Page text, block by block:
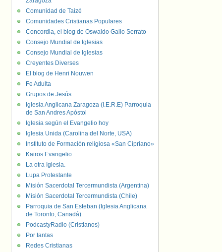
Comunidad de Taizé
Comunidades Cristianas Populares
Concordia, el blog de Oswaldo Gallo Serrato
Consejo Mundial de Iglesias
Consejo Mundial de Iglesias
Creyentes Diverses
El blog de Henri Nouwen
Fe Adulta
Grupos de Jesús
Iglesia Anglicana Zaragoza (I.E.R.E) Parroquia
de San Andres Apóstol
Iglesia según el Evangelio hoy
Iglesia Unida (Carolina del Norte, USA)
Instituto de Formación religiosa «San Cipriano»
Kairos Evangelio
La otra Iglesia.
Lupa Protestante
Misión Sacerdotal Tercermundista (Argentina)
Misión Sacerdotal Tercermundista (Chile)
Parroquia de San Esteban (Iglesia Anglicana
de Toronto, Canadá)
PodcastyRadio (Cristianos)
Por tantas
Redes Cristianas